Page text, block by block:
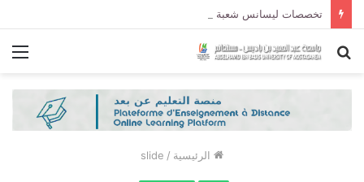
بحث
الرئيسية /
slide